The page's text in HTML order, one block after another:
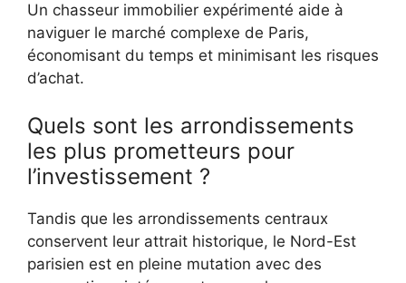
Un chasseur immobilier expérimenté aide à
naviguer le marché complexe de Paris,
économisant du temps et minimisant les risques
d’achat.
Quels sont les arrondissements
les plus prometteurs pour
l’investissement ?
Tandis que les arrondissements centraux
conservent leur attrait historique, le Nord-Est
parisien est en pleine mutation avec des